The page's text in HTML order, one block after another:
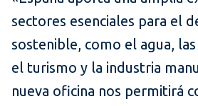
sectores esenciales para el
sostenible, como el agua,
el turismo y la industria
nueva oficina nos permitirá